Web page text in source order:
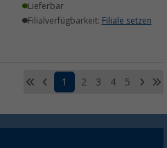
Lieferbar
Filialverfügbarkeit: Filiale setzen
1 2 3 4 5